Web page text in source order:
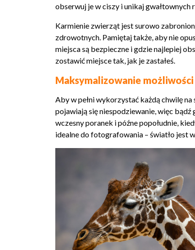
obserwuj je w ciszy i unikaj
Karmienie zwierząt jest surowo
zdrowotnych. Pamiętaj także, aby nie
miejsca są bezpieczne i gdzie najlepiej
zostawić miejsce tak, jak je zastałeś.
Maksymalizowanie
Aby w pełni wykorzystać każdą chwilę
pojawiają się niespodziewanie, więc
wczesny poranek i późne popołudnie,
idealne do fotografowania – światło jest